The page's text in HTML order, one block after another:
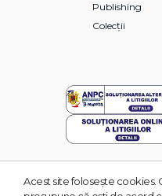
Publishing
Colecții
© 2026 Grupul Editorial
Acest site foloseşte cookies.